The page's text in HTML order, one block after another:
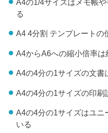
A4の1/4サイズはメモ帳
る
A4 4分割 テンプレートの
A4からA6への縮小倍率は
A4の4分の1サイズの文書
A4の4分の1サイズの印刷
A4の4分の1サイズはユニ
いる